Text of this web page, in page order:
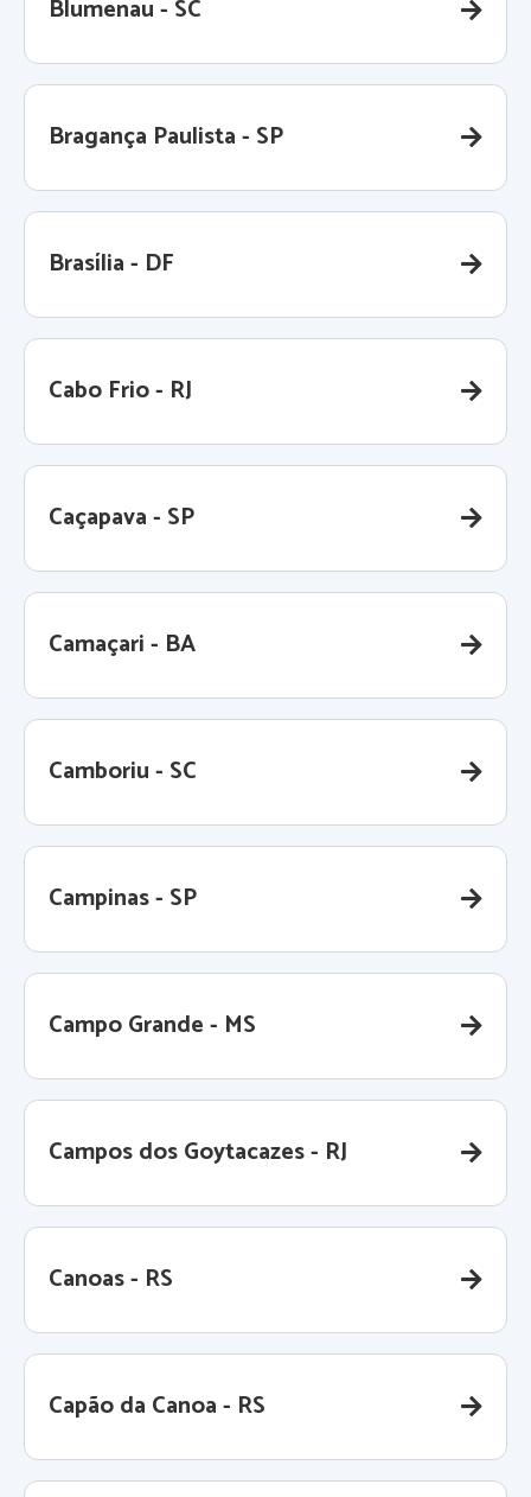
Blumenau - SC
Bragança Paulista - SP
Brasília - DF
Cabo Frio - RJ
Caçapava - SP
Camaçari - BA
Camboriu - SC
Campinas - SP
Campo Grande - MS
Campos dos Goytacazes - RJ
Canoas - RS
Capão da Canoa - RS